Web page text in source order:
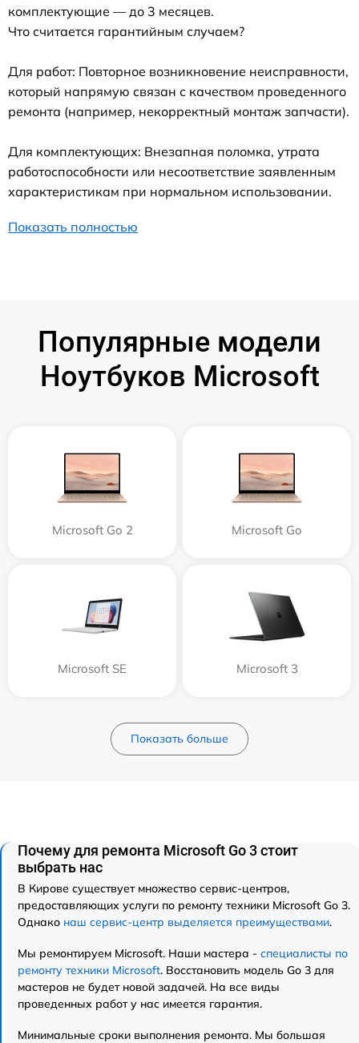
комплектующие — до 3 месяцев.
Что считается гарантийным случаем?
Для работ: Повторное возникновение неисправности,
который напрямую связан с качеством проведенного
ремонта (например, некорректный монтаж запчасти).
Для комплектующих: Внезапная поломка, утрата
работоспособности или несоответствие заявленным
характеристикам при нормальном использовании.
Показать полностью
Популярные модели
Ноутбуков Microsoft
Microsoft Go 2 Microsoft Go
Microsoft SE Microsoft 3
Показать больше
Почему для ремонта Microsoft Go 3 стоит
выбрать нас
В Кирове существует множество сервис-центров,
предоставляющих услуги по ремонту техники Microsoft Go 3.
Однако наш сервис-центр выделяется преимуществами.
Мы ремонтируем Microsoft. Наши мастера - специалисты по
ремонту техники Microsoft. Восстановить модель Go 3 для
мастеров не будет новой задачей. На все виды
проведенных работ у нас имеется гарантия.
Минимальные сроки выполнения ремонта. Мы большая